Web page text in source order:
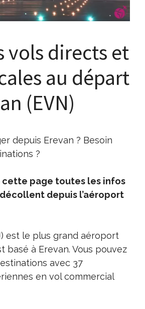
vols directs et
au départ
(EVN)
depuis Erevan ? Besoin
?
cette page toutes les infos
depuis l’aéroport
est le plus grand aéroport
basé à Erevan. Vous pouvez
avec 37
en vol commercial